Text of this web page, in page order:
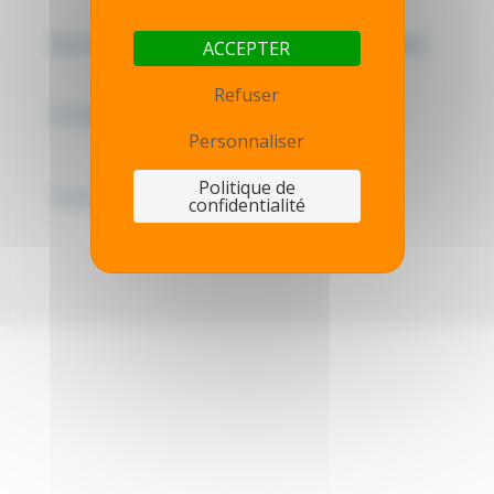
Mentions légales - Politique de confidentialité
ACCEPTER
Refuser
Personnaliser
Politique de
confidentialité